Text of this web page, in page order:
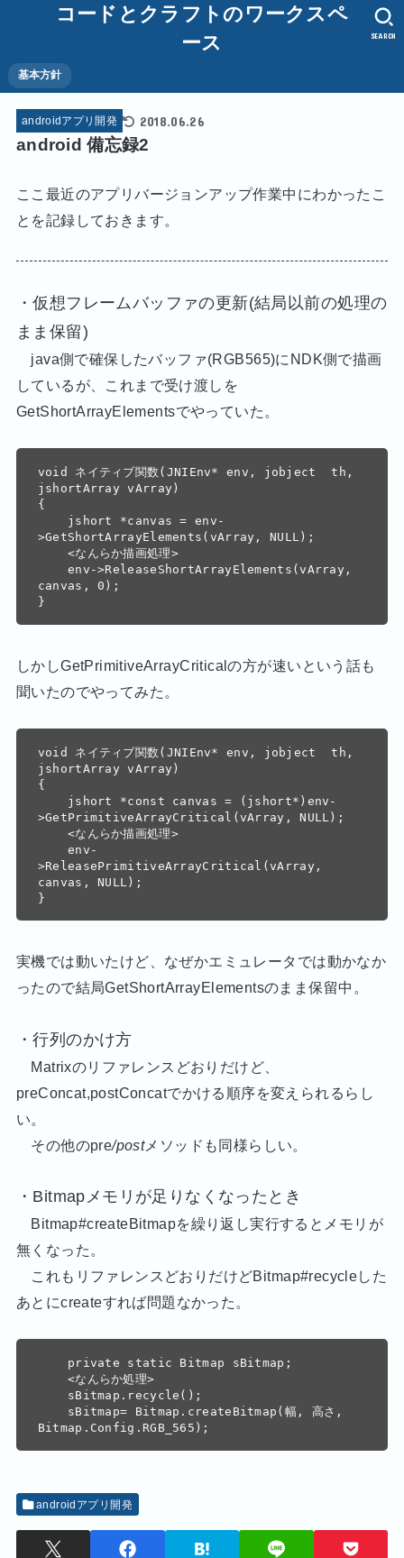
コードとクラフトのワークスペ
ース
基本方針
SEARCH
androidアプリ開発 2018.06.26
android 備忘録2
ここ最近のアプリバージョンアップ作業中にわかったこ
とを記録しておきます。
・仮想フレームバッファの更新(結局以前の処理の
まま保留)
java側で確保したバッファ(RGB565)にNDK側で描画
しているが、これまで受け渡しを
GetShortArrayElementsでやっていた。
void ネイティブ関数(JNIEnv* env, jobject  th,
jshortArray vArray)
{
>GetShortArrayElements(vArray, NULL);
canvas, 0);
しかしGetPrimitiveArrayCriticalの方が速いという話も
聞いたのでやってみた。
void ネイティブ関数(JNIEnv* env, jobject  th,
jshortArray vArray)
{
>GetPrimitiveArrayCritical(vArray, NULL);
>ReleasePrimitiveArrayCritical(vArray,
canvas, NULL);
実機では動いたけど、なぜかエミュレータでは動かなか
ったので結局GetShortArrayElementsのまま保留中。
・行列のかけ方
Matrixのリファレンスどおりだけど、
preConcat,postConcatでかける順序を変えられるらし
い。
その他のpre/postメソッドも同様らしい。
・Bitmapメモリが足りなくなったとき
Bitmap#createBitmapを繰り返し実行するとメモリが
無くなった。
これもリファレンスどおりだけどBitmap#recycleした
あとにcreateすれば問題なかった。
androidアプリ開発